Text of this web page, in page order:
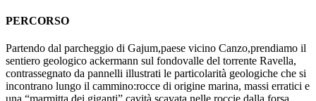
PERCORSO
Partendo dal parcheggio di Gajum,paese vicino Canzo,prendiamo il
sentiero geologico ackermann sul fondovalle del torrente Ravella,
contrassegnato da pannelli illustrati le particolarità geologiche che si
incontrano lungo il cammino:rocce di origine marina, massi erratici e